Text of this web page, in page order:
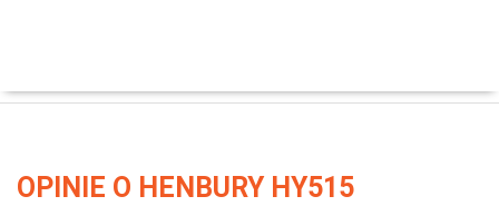
OPINIE O HENBURY HY515